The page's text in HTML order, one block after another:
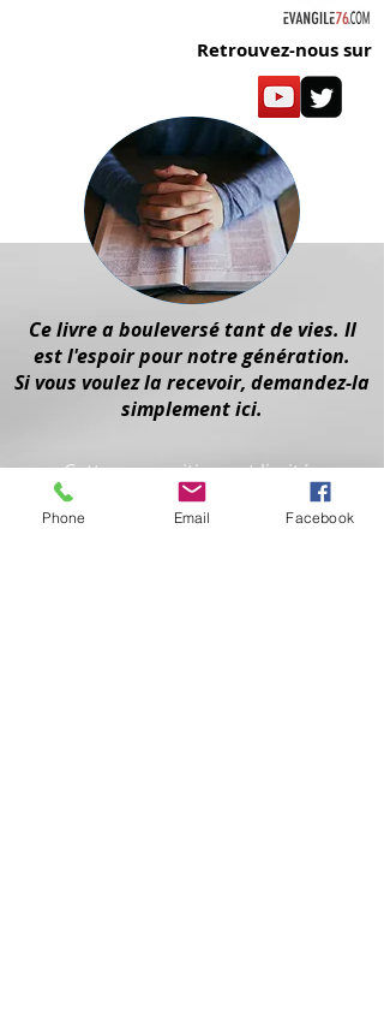
Retrouvez-nous sur
Ce livre a bouleversé tant de vies. Il
est l'espoir pour notre génération.
Si vous voulez la recevoir, demandez-la
simplement ici.
Cette proposition est limitée
aux départements
limitrophes(27-14-60-80)
Phone Email Facebook